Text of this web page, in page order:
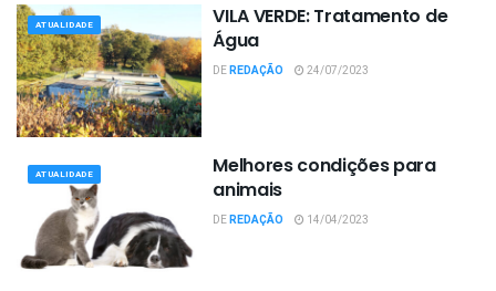
ATUALIDADE
VILA VERDE: Tratamento de
Água
DEREDAÇÃO 24/07/2023
ATUALIDADE
Melhores condições para
animais
DEREDAÇÃO 14/04/2023